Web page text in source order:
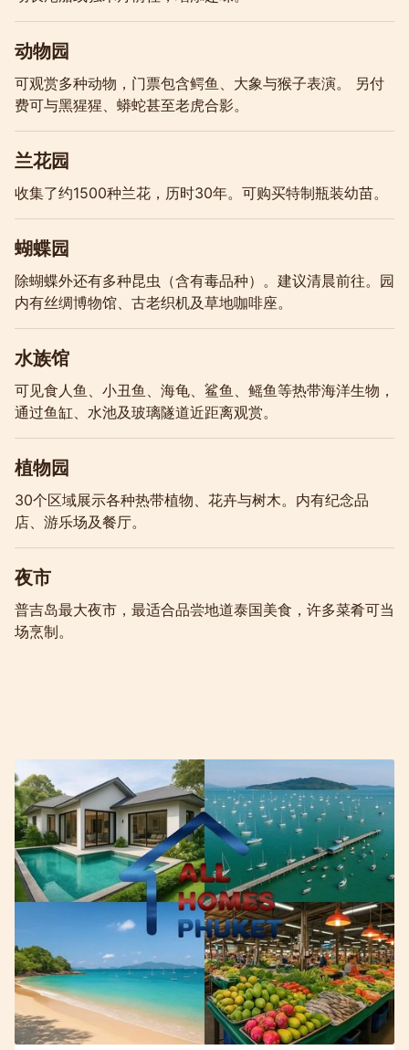
动物园
可观赏多种动物，门票包含鳄鱼、大象与猴子表演。 另付
费可与黑猩猩、蟒蛇甚至老虎合影。
兰花园
收集了约1500种兰花，历时30年。可购买特制瓶装幼苗。
蝴蝶园
除蝴蝶外还有多种昆虫（含有毒品种）。建议清晨前往。园
内有丝绸博物馆、古老织机及草地咖啡座。
水族馆
可见食人鱼、小丑鱼、海龟、鲨鱼、鳐鱼等热带海洋生物，
通过鱼缸、水池及玻璃隧道近距离观赏。
植物园
30个区域展示各种热带植物、花卉与树木。内有纪念品
店、游乐场及餐厅。
夜市
普吉岛最大夜市，最适合品尝地道泰国美食，许多菜肴可当
场烹制。